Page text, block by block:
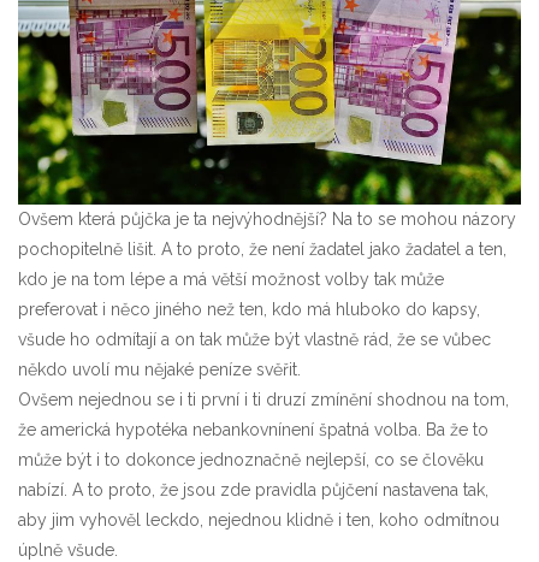
Ovšem která půjčka je ta nejvýhodnější? Na to se mohou názory
pochopitelně lišit. A to proto, že není žadatel jako žadatel a ten,
kdo je na tom lépe a má větší možnost volby tak může
preferovat i něco jiného než ten, kdo má hluboko do kapsy,
všude ho odmítají a on tak může být vlastně rád, že se vůbec
někdo uvolí mu nějaké peníze svěřit.
Ovšem nejednou se i ti první i ti druzí zmínění shodnou na tom,
že americká hypotéka nebankovnínení špatná volba. Ba že to
může být i to dokonce jednoznačně nejlepší, co se člověku
nabízí. A to proto, že jsou zde pravidla půjčení nastavena tak,
aby jim vyhověl leckdo, nejednou klidně i ten, koho odmítnou
úplně všude.